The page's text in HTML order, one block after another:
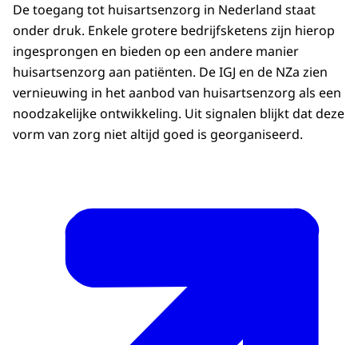
De toegang tot huisartsenzorg in Nederland staat
onder druk. Enkele grotere bedrijfsketens zijn hierop
ingesprongen en bieden op een andere manier
huisartsenzorg aan patiënten. De IGJ en de NZa zien
vernieuwing in het aanbod van huisartsenzorg als een
noodzakelijke ontwikkeling. Uit signalen blijkt dat deze
vorm van zorg niet altijd goed is georganiseerd.